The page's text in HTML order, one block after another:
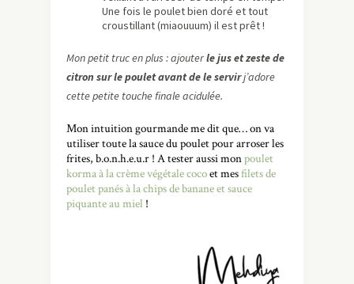
Une fois le poulet bien doré et tout
croustillant (miaouuum) il est prêt !
Mon petit truc en plus : ajouterle jus et zeste de
citron sur le poulet avant de le servirj’adore
cette petite touche finale acidulée.
Mon intuition gourmande me dit que… on va
utiliser toute la sauce du poulet pour arroser les
frites, b.o.n.h.e.u.r ! A tester aussi monpoulet
korma à la crème végétale cocoet mesfilets de
poulet panés à la chips de banane et sauce
piquante au miel !